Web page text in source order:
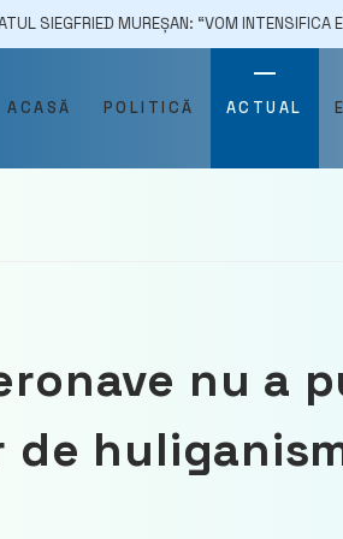
MUREȘAN: “VOM INTENSIFICA EFORTURILE
ACASĂ POLITICĂ ACTUAL
nu a